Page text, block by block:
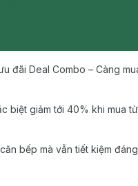
đãi Deal Combo – Càng
biệt giảm tới 40% khi mua
bếp mà vẫn tiết kiệm